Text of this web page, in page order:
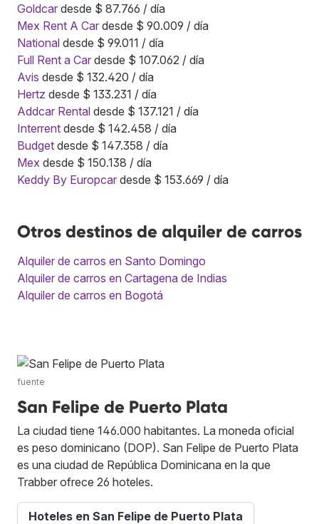
Goldcar desde $ 87.766 / día
Mex Rent A Car desde $ 90.009 / día
National desde $ 99.011 / día
Full Rent a Car desde $ 107.062 / día
Avis desde $ 132.420 / día
Hertz desde $ 133.231 / día
Addcar Rental desde $ 137.121 / día
Interrent desde $ 142.458 / día
Budget desde $ 147.358 / día
Mex desde $ 150.138 / día
Keddy By Europcar desde $ 153.669 / día
Otros destinos de alquiler de carros
Alquiler de carros en Santo Domingo
Alquiler de carros en Cartagena de Indias
Alquiler de carros en Bogotá
fuente
San Felipe de Puerto Plata
La ciudad tiene 146.000 habitantes. La moneda oficial
es peso dominicano (DOP). San Felipe de Puerto Plata
es una ciudad de República Dominicana en la que
Trabber ofrece 26 hoteles.
Hoteles en San Felipe de Puerto Plata